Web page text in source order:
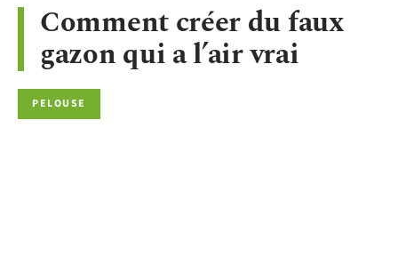
Comment créer du faux
gazon qui a l’air vrai
PELOUSE